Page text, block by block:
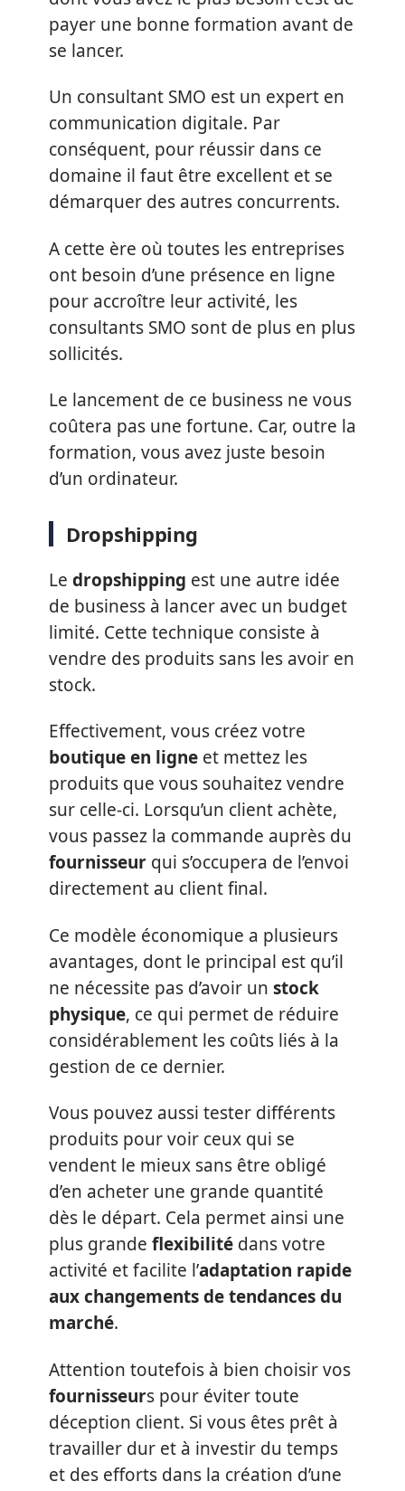
payer une bonne formation avant de
se lancer.
Un consultant SMO est un expert en
communication digitale. Par
conséquent, pour réussir dans ce
domaine il faut être excellent et se
démarquer des autres concurrents.
A cette ère où toutes les entreprises
ont besoin d’une présence en ligne
pour accroître leur activité, les
consultants SMO sont de plus en plus
sollicités.
Le lancement de ce business ne vous
coûtera pas une fortune. Car, outre la
formation, vous avez juste besoin
d’un ordinateur.
Dropshipping
Le dropshipping est une autre idée
de business à lancer avec un budget
limité. Cette technique consiste à
vendre des produits sans les avoir en
stock.
Effectivement, vous créez votre
boutique en ligne et mettez les
produits que vous souhaitez vendre
sur celle-ci. Lorsqu’un client achète,
vous passez la commande auprès du
fournisseur qui s’occupera de l’envoi
directement au client final.
Ce modèle économique a plusieurs
avantages, dont le principal est qu’il
ne nécessite pas d’avoir un stock
physique, ce qui permet de réduire
considérablement les coûts liés à la
gestion de ce dernier.
Vous pouvez aussi tester différents
produits pour voir ceux qui se
vendent le mieux sans être obligé
d’en acheter une grande quantité
dès le départ. Cela permet ainsi une
plus grande flexibilité dans votre
activité et facilite l’adaptation rapide
aux changements de tendances du
marché.
Attention toutefois à bien choisir vos
fournisseurs pour éviter toute
déception client. Si vous êtes prêt à
travailler dur et à investir du temps
et des efforts dans la création d’une